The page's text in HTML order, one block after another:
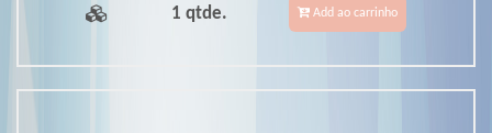
1 qtde. Add ao carrinho